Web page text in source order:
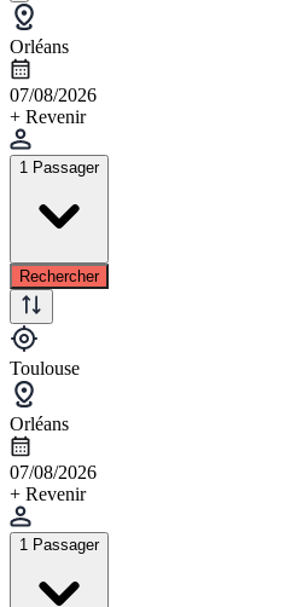
Orléans
07/08/2026
+ Revenir
1 Passager
Rechercher
Toulouse
Orléans
07/08/2026
+ Revenir
1 Passager